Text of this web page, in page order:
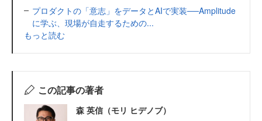
プロダクトの「意志」をデータとAIで実装──Amplitude
に学ぶ、現場が自走するための...
もっと読む
この記事の著者
森 英信（モリ ヒデノブ）